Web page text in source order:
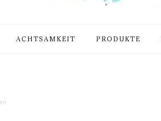
ACHTSAMKEIT PRODUKTE